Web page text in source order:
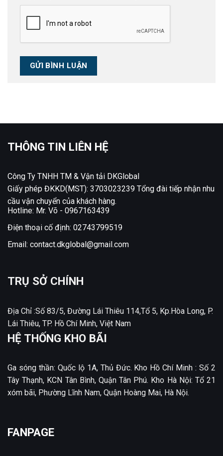
THÔNG TIN LIÊN HỆ
Công Ty TNHH TM & Vận tải DKGlobal
Giấy phép ĐKKD(MST): 3703023239 Tổng đài tiếp nhận nhu
cầu vận chuyển của khách hàng.
Hotline: Mr. Võ - 0967163439
Điện thoại cố định: 02743799519
Email: contact.dkglobal@gmail.com
TRỤ SỞ CHÍNH
Địa Chỉ :Số 83/5, Đường Lái Thiêu 114,Tổ 5, Kp.Hòa Long, P.
Lái Thiêu, TP. Hồ Chí Minh, Việt Nam
HỆ THỐNG KHO BÃI
Ga sóng thần: Quốc lộ 1A, Thủ Đức. Kho Hồ Chí Minh : Số 2
Tây Thạnh, KCN Tân Bình, Quận Tân Phú. Kho Hà Nội: Tổ 21
xóm bãi, Phường Lĩnh Nam, Quận Hoàng Mai, Hà Nội.
FANPAGE